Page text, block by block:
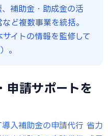
補助金・助成金の活
ど複数事業を統括。
イトの情報を監修して
）。
申請サポートを
入補助金の申請代行 省力